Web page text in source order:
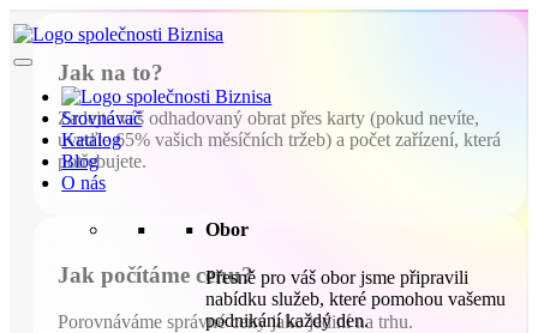
Srovnávač
Katalog
Blog
O nás
Obor
Přesně pro váš obor jsme připravili
nabídku služeb, které pomohou vašemu
podnikání každý den.
Jak na to?
Zadejte váš odhadovaný obrat přes karty (pokud nevíte,
uveďte 65% vašich měsíčních tržeb) a počet zařízení, která
potřebujete.
Jak počítáme cenu?
Porovnáváme správné ceny jako jediní na trhu.